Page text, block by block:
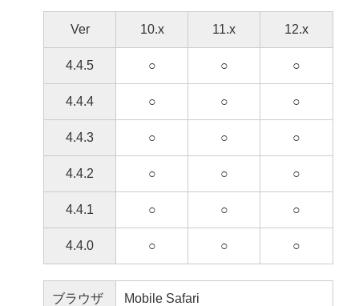
Ver 10.x 11.x 12.x
4.4.5 ○ ○ ○
4.4.4 ○ ○ ○
4.4.3 ○ ○ ○
4.4.2 ○ ○ ○
4.4.1 ○ ○ ○
4.4.0 ○ ○ ○
ブラウザ Mobile Safari